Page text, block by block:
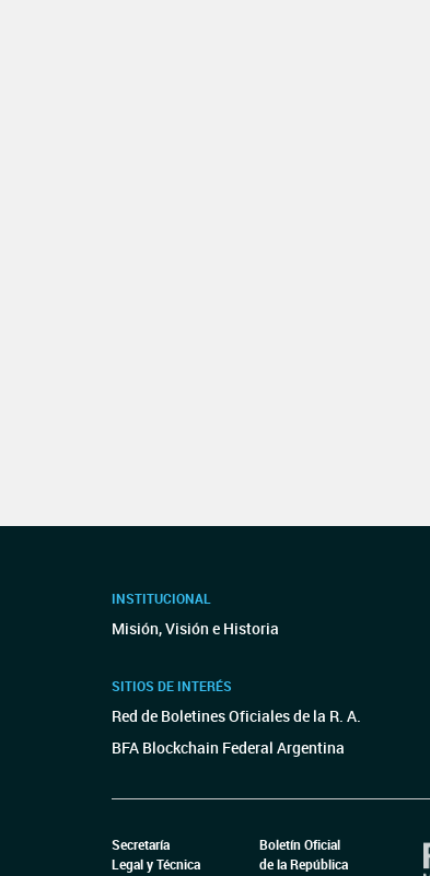
INSTITUCIONAL
Misión, Visión e Historia
SITIOS DE INTERÉS
Red de Boletines Oficiales de la R. A.
BFA Blockchain Federal Argentina
Secretaría
Legal y Técnica
Boletín Oficial
de la República